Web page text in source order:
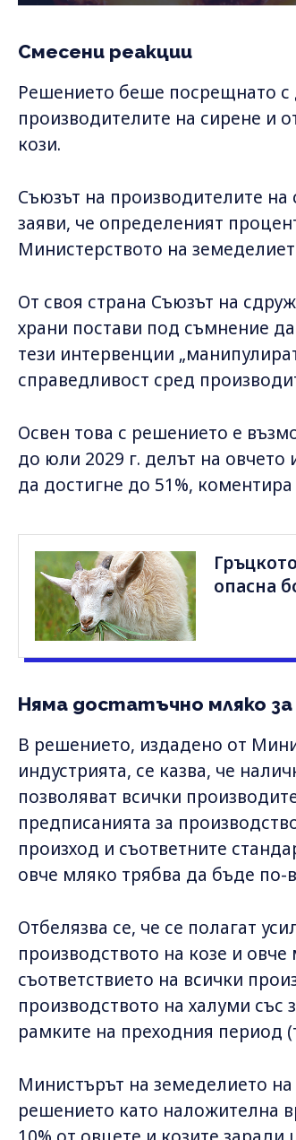
Смесени реакции
Решението беше посрещнато
производителите на сирене и
кози.
Съюзът на производителите
заяви, че определеният
Министерството на
От своя страна Съюзът на
храни постави под съмнение
тези интервенции
справедливост сред
Освен това с решението е
до юли 2029 г. делът на овчето
да достигне до 51%, коментира
опасна
Няма достатъчно мляко за
В решението, издадено от
индустрията, се казва, че
позволяват всички
предписанията за
произход и съответните
овче мляко трябва да бъде по-
Отбелязва се, че се полагат
производството на козе и
съответствието на всички
производството на халуми
рамките на преходния период
Министърът на земеделието
решението като наложителна